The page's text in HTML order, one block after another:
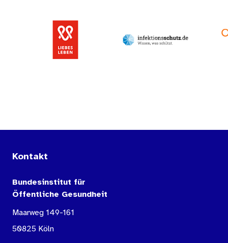
Kontakt
Bundesinstitut für
Öffentliche Gesundheit
Maarweg 149-161
50825 Köln